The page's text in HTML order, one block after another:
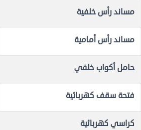
مساند رأس خلفية
مساند رأس أمامية
حامل أكواب خلفي
فتحة سقف كهربائية
كراسي كهربائية